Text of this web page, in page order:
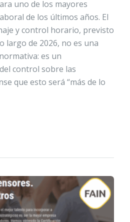
uno de los mayores
de los últimos años. El
y control horario, previsto
largo de 2026, no es una
es un
control sobre las
que esto será “más de lo